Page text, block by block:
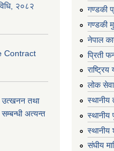
२०८२
Contract
उत्खनन तथा
अत्यन्त
गण्डकी
गण्डकी
नेपाल
प्रिती
लोक
स्थानीय
स्थानीय
स्थानीय
संघीय